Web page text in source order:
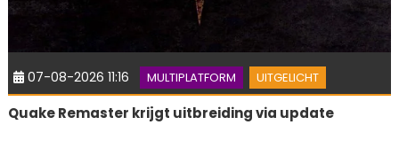
07-08-2026 11:16 MULTIPLATFORM UITGELICHT
Quake Remaster krijgt uitbreiding via update